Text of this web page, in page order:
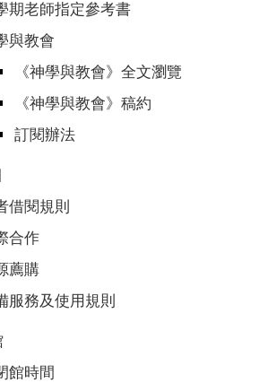
期老師指定參考書
與教會
《神學與教會》全文瀏覽
《神學與教會》稿約
訂閱辦法
借閱規則
合作
薦購
服務及使用規則
館時間